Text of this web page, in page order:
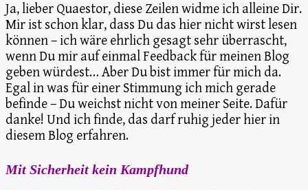
Ja, lieber Quaestor, diese Zeilen widme ich alleine Dir.
Mir ist schon klar, dass Du das hier nicht wirst lesen
können – ich wäre ehrlich gesagt sehr überrascht,
wenn Du mir auf einmal Feedback für meinen Blog
geben würdest… Aber Du bist immer für mich da.
Egal in was für einer Stimmung ich mich gerade
befinde – Du weichst nicht von meiner Seite. Dafür
danke! Und ich finde, das darf ruhig jeder hier in
diesem Blog erfahren.
Mit Sicherheit kein Kampfhund